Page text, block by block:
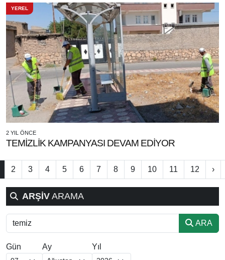
YEREL
2 YIL ÖNCE
TEMİZLİK KAMPANYASI DEVAM EDİYOR
2 3 4 5 6 7 8 9 10 11 12 ›
ARŞİV ARAMA
ARA
Gün Ay Yıl